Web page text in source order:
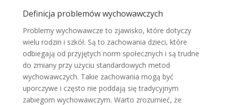
Definicja problemów wychowawczych
Problemy wychowawcze to zjawisko, które dotyczy
wielu rodzin i szkół. Są to zachowania dzieci, które
odbiegają od przyjętych norm społecznych i są trudne
do zmiany przy użyciu standardowych metod
wychowawczych. Takie zachowania mogą być
uporczywe i często nie poddają się tradycyjnym
zabiegom wychowawczym. Warto zrozumieć, że